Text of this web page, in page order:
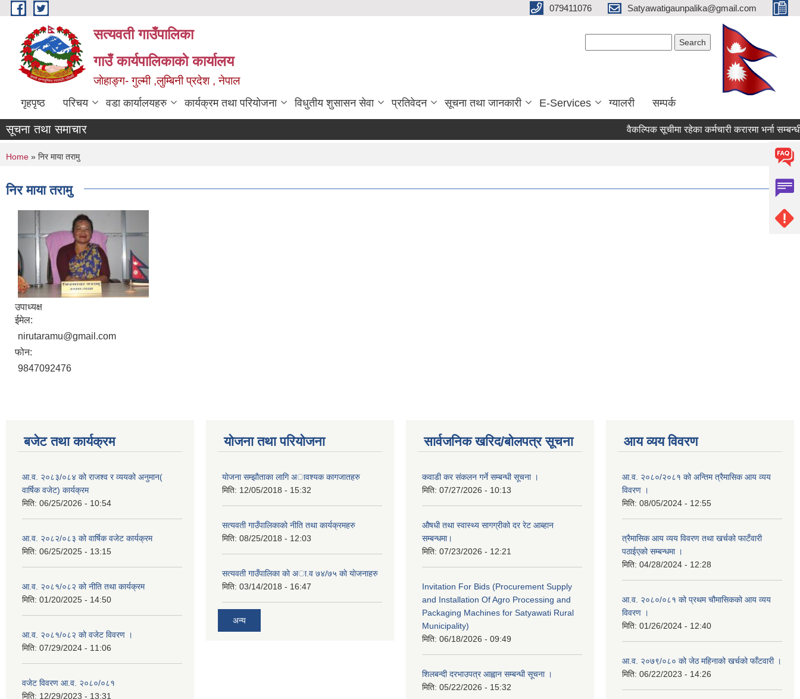
Skip to main content 079411076 Satyawatigaunpalika@gmail.com
सत्यवती गाउँपालिका
गाउँ कार्यपालिकाकाे कार्यालय
जाेहाङ्ग- गुल्मी ,लुम्बिनी प्रदेश , नेपाल
गृहपृष्ठ परिचय वडा कार्यालयहरु कार्यक्रम तथा परियोजना विधुतीय शुसासन सेवा प्रतिवेदन सूचना तथा जानकारी E-Services ग्यालरी सम्पर्क
सूचना तथा समाचार वैकल्पिक सूचीमा रहेका कर्मचारी करारमा भर्ना सम्बन्धी
You are here
Home » निर माया तरामु
निर माया तरामु
उपाध्यक्ष
ईमेल:
nirutaramu@gmail.com
फोन:
9847092476
बजेट तथा कार्यक्रम
आ.व. २०८३/०८४ को राजश्व र व्ययको अनुमान(
वार्षिक वजेट) कार्यक्रम
मिति: 06/25/2026 - 10:54
आ.व. २०८२/०८३ को वार्षिक वजेट कार्यक्रम
मिति: 06/25/2025 - 13:15
आ.व. २०८१/०८२ को नीति तथा कार्यक्रम
मिति: 01/20/2025 - 14:50
आ.व. २०८१/०८२ को वजेट विवरण ।
मिति: 07/29/2024 - 11:06
वजेट विवरण आ.व. २०८०/०८१
मिति: 12/29/2023 - 13:31
योजना तथा परियोजना
याेजना सम्झाैताका लागि अावश्यक कागजातहरु
मिति: 12/05/2018 - 15:32
सत्यवती गाउँपालिकाकाे नीति तथा कार्यक्रमहरु
मिति: 08/25/2018 - 12:03
सत्यवती गाउँपालिका काे अा‍.व ७४/७५ काे याेजनाहरु
मिति: 03/14/2018 - 16:47
अन्य
सार्वजनिक खरिद/बोलपत्र सूचना
कवाडी कर संकलन गर्ने सम्बन्धी सूचना ।
मिति: 07/27/2026 - 10:13
औषधी तथा स्वास्थ्य सागग्रीको दर रेट आब्हान
सम्बन्धमा।
मिति: 07/23/2026 - 12:21
Invitation For Bids (Procurement Supply
and Installation Of Agro Processing and
Packaging Machines for Satyawati Rural
Municipality)
मिति: 06/18/2026 - 09:49
शिलबन्दी दरभाउपत्र आह्वान सम्बन्धी सूचना ।
मिति: 05/22/2026 - 15:32
आय व्यय विवरण
आ.व. २०८०/२०८१ को अन्तिम त्रैमासिक आय व्यय
विवरण ।
मिति: 08/05/2024 - 12:55
त्रैमासिक आय व्यय विवरण तथा खर्चको फाटँवारी
पठाईएको सम्बन्धमा ।
मिति: 04/28/2024 - 12:28
आ.व. २०८०/०८१ को प्रथम चौमासिकको आय व्यय
विवरण ।
मिति: 01/26/2024 - 12:40
आ.व. २०७९/०८० को जेठ महिनाको खर्चको फाँटवारी ।
मिति: 06/22/2023 - 14:26